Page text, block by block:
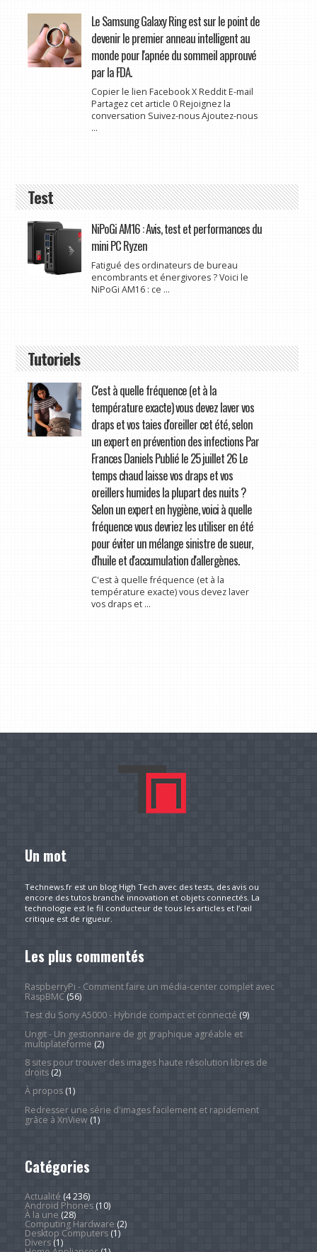
Le Samsung Galaxy Ring est sur le point de
devenir le premier anneau intelligent au
monde pour l'apnée du sommeil approuvé
par la FDA.
Copier le lien Facebook X Reddit E-mail
Partagez cet article 0 Rejoignez la
conversation Suivez-nous Ajoutez-nous
...
Test
NiPoGi AM16 : Avis, test et performances du
mini PC Ryzen
Fatigué des ordinateurs de bureau
encombrants et énergivores ? Voici le
NiPoGi AM16 : ce ...
Tutoriels
C'est à quelle fréquence (et à la
température exacte) vous devez laver vos
draps et vos taies d'oreiller cet été, selon
un expert en prévention des infections Par
Frances Daniels Publié le 25 juillet 26 Le
temps chaud laisse vos draps et vos
oreillers humides la plupart des nuits ?
Selon un expert en hygiène, voici à quelle
fréquence vous devriez les utiliser en été
pour éviter un mélange sinistre de sueur,
d'huile et d'accumulation d'allergènes.
C'est à quelle fréquence (et à la
température exacte) vous devez laver
vos draps et ...
Un mot
Technews.fr est un blog High Tech avec des tests, des avis ou
encore des tutos branché innovation et objets connectés. La
technologie est le fil conducteur de tous les articles et l’œil
critique est de rigueur.
Les plus commentés
RaspberryPi - Comment faire un média-center complet avec
RaspBMC(56)
Test du Sony A5000 - Hybride compact et connecté (9)
Ungit - Un gestionnaire de git graphique agréable et
multiplateforme (2)
8 sites pour trouver des images haute résolution libres de
droits(2)
À propos(1)
Redresser une série d'images facilement et rapidement
grâce à XnView(1)
Catégories
Actualité (4 236)
Android Phones(10)
À la une (28)
Computing Hardware (2)
Desktop Computers(1)
Divers(1)